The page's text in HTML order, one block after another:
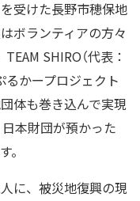
受けた長野市穂保地
ボランティアの方々
SHIRO（代表：
るかープロジェクト
体も巻き込んで実現
日本財団が預かった
。
に、被災地復興の現